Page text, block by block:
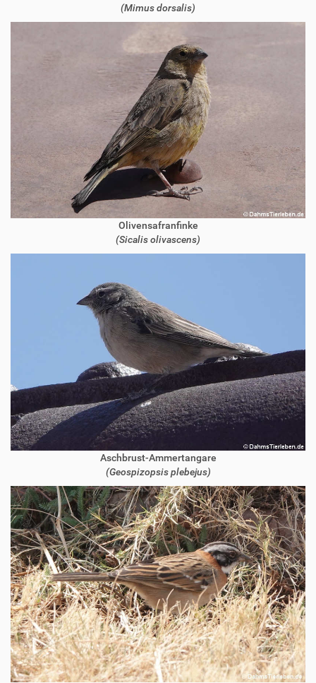
(Mimus dorsalis)
Olivensafranfinke
(Sicalis olivascens)
Aschbrust-Ammertangare
(Geospizopsis plebejus)